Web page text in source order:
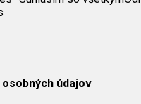
údajov